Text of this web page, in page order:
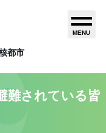
都市
MENU
難されている皆